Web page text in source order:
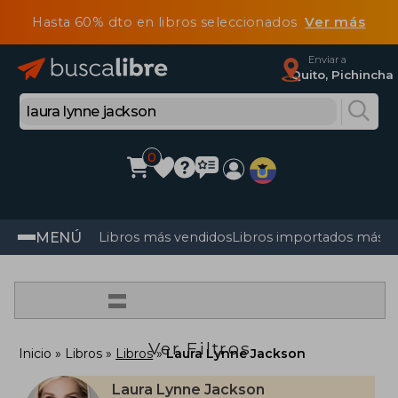
Hasta 60% dto en libros seleccionadosVer más
Enviar a
Quito, Pichincha
0
MENÚ Libros más vendidosLibros importados más
=
Ver Filtros
Inicio Libros Libros Laura Lynne Jackson
Laura Lynne Jackson